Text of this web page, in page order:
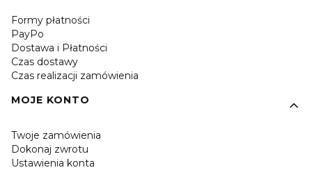
Formy płatności
PayPo
Dostawa i Płatności
Czas dostawy
Czas realizacji zamówienia
MOJE KONTO
Twoje zamówienia
Dokonaj zwrotu
Ustawienia konta